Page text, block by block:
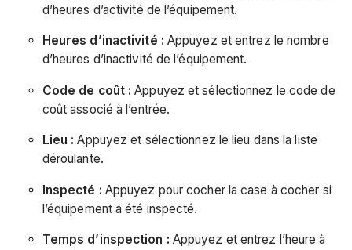
d’heures d’activité de l’équipement.
Heures d’inactivité : Appuyez et entrez le nombre
d’heures d’inactivité de l’équipement.
Code de coût : Appuyez et sélectionnez le code de
coût associé à l’entrée.
Lieu : Appuyez et sélectionnez le lieu dans la liste
déroulante.
Inspecté : Appuyez pour cocher la case à cocher si
l’équipement a été inspecté.
Temps d’inspection : Appuyez et entrez l’heure à